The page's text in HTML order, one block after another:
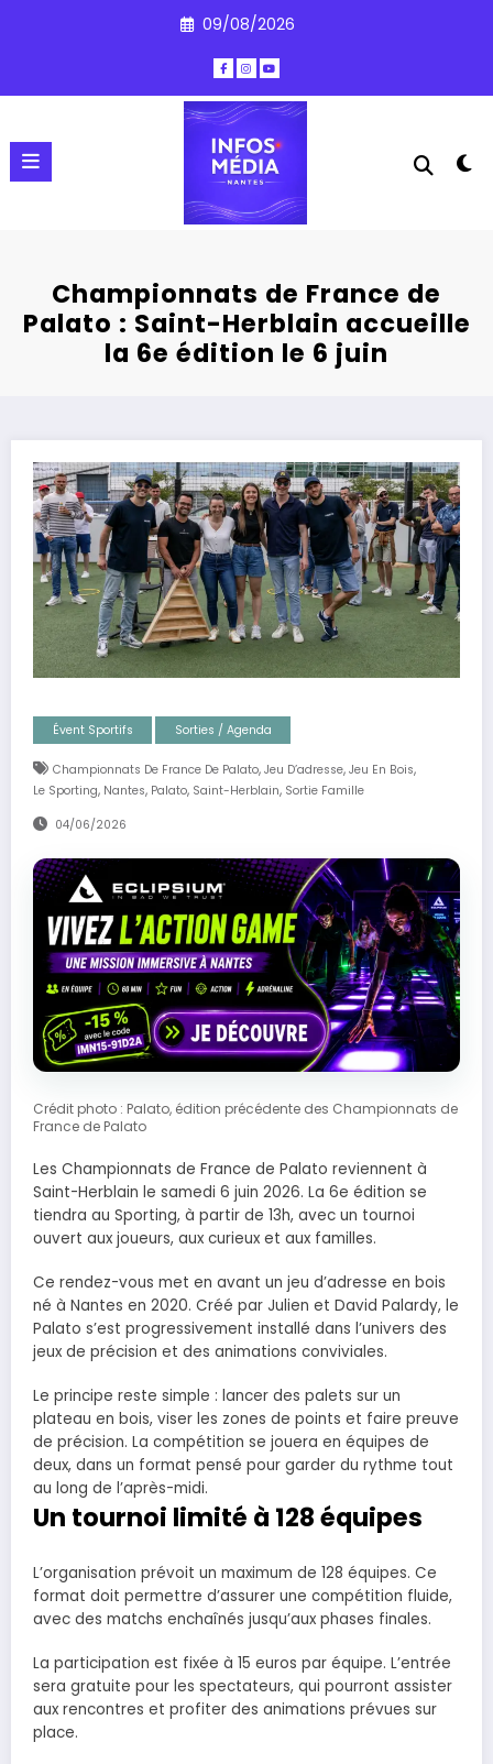
09/08/2026
Championnats de France de
Palato : Saint-Herblain accueille
la 6e édition le 6 juin
Évent Sportifs Sorties / Agenda
Championnats De France De Palato, Jeu D’adresse, Jeu En Bois,
Le Sporting, Nantes, Palato, Saint-Herblain, Sortie Famille
04/06/2026
Crédit photo : Palato, édition précédente des Championnats de
France de Palato
Les Championnats de France de Palato reviennent à
Saint-Herblain le samedi 6 juin 2026. La 6e édition se
tiendra au Sporting, à partir de 13h, avec un tournoi
ouvert aux joueurs, aux curieux et aux familles.
Ce rendez-vous met en avant un jeu d’adresse en bois
né à Nantes en 2020. Créé par Julien et David Palardy, le
Palato s’est progressivement installé dans l’univers des
jeux de précision et des animations conviviales.
Le principe reste simple : lancer des palets sur un
plateau en bois, viser les zones de points et faire preuve
de précision. La compétition se jouera en équipes de
deux, dans un format pensé pour garder du rythme tout
au long de l’après-midi.
Un tournoi limité à 128 équipes
L’organisation prévoit un maximum de 128 équipes. Ce
format doit permettre d’assurer une compétition fluide,
avec des matchs enchaînés jusqu’aux phases finales.
La participation est fixée à 15 euros par équipe. L’entrée
sera gratuite pour les spectateurs, qui pourront assister
aux rencontres et profiter des animations prévues sur
place.